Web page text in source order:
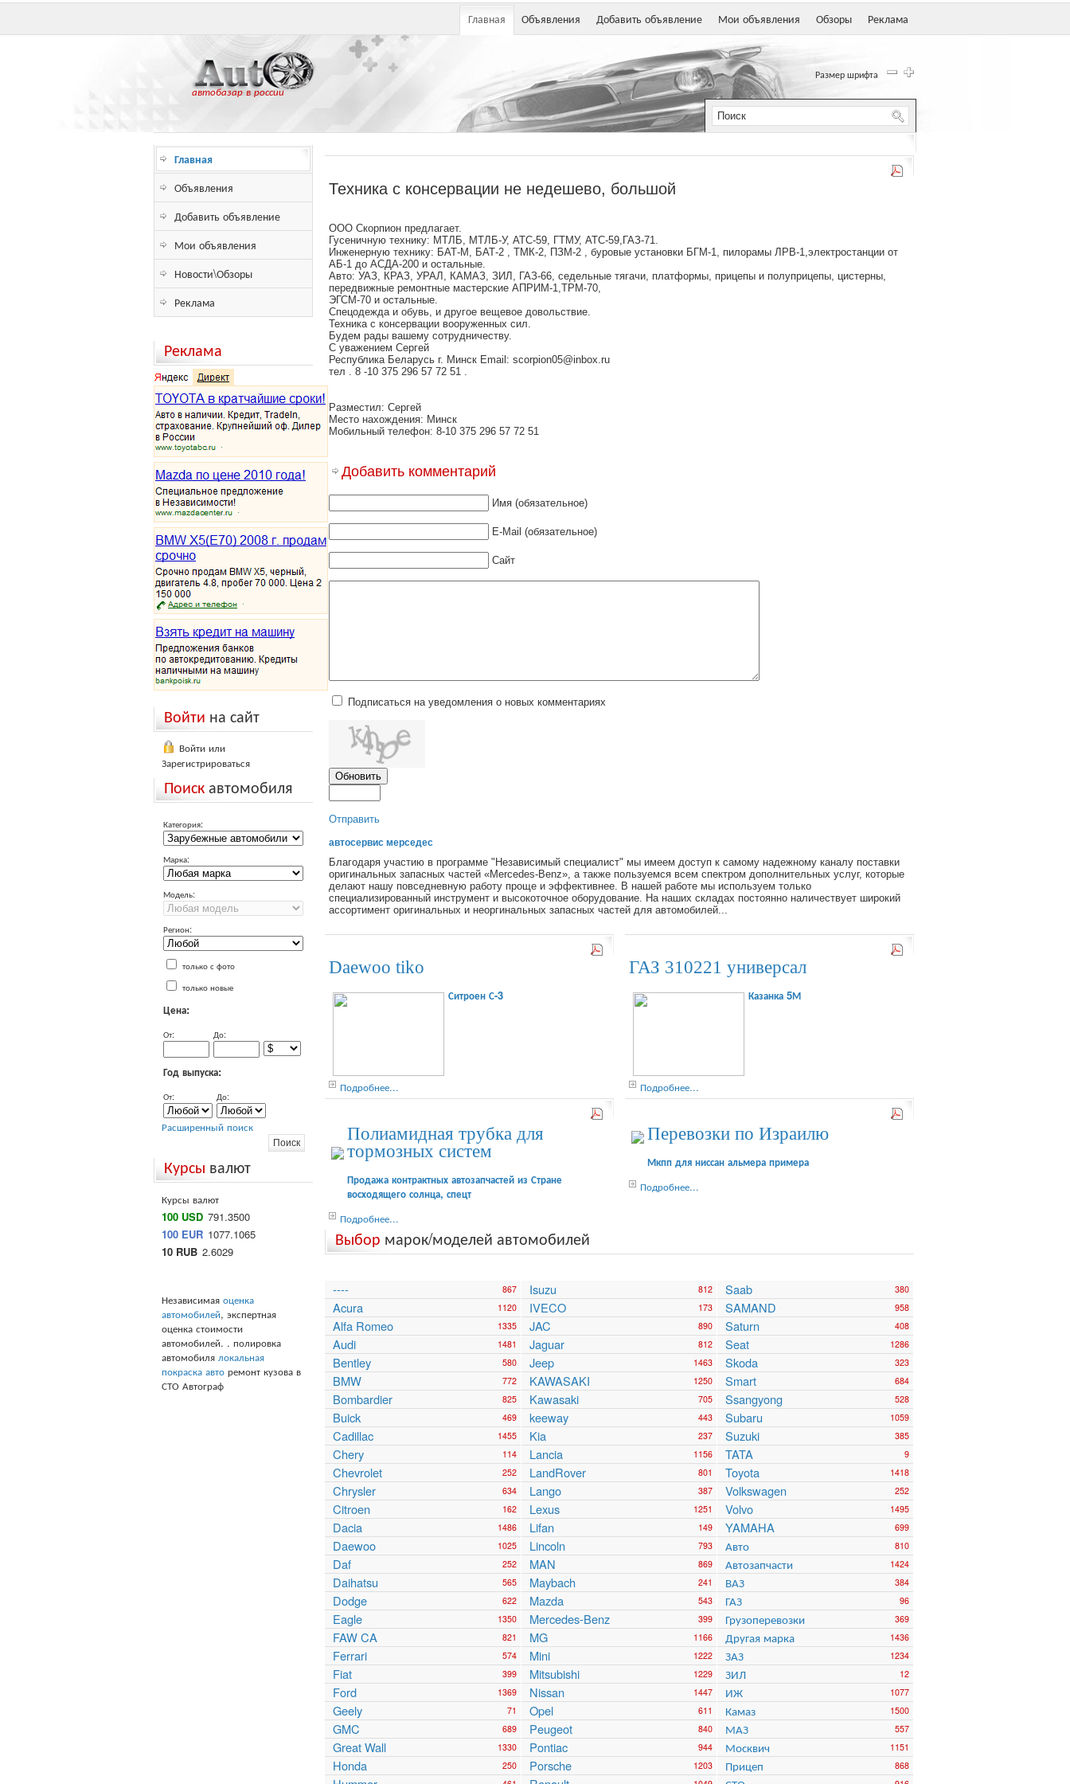
Главная Объявления Добавить объявление Мои объявления Обзоры Реклама
автобазар в россии
Размер шрифта
Главная
Объявления
Добавить объявление
Мои объявления
Новости\Обзоры
Реклама
Реклама
Войти на сайт
Войти или
Зарегистрироваться
Поискавтомобиля
Категория:
Марка:
Модель:
Регион:
только с фото
только новые
Цена:
От: До:
Год выпуска:
От: До:
Расширенный поиск
Курсы валют
Курсы валют
100 USD 791.3500
100 EUR 1077.1065
10 RUB 2.6029
Независимая оценка
автомобилей, экспертная
оценка стоимости
автомобилей. . полировка
автомобиля локальная
покраска авто ремонт кузова в
СТО Автограф
Техника с консервации не недешево, большой
ООО Скорпион предлагает.
Гусеничную технику: МТЛБ, МТЛБ-У, АТС-59, ГТМУ, АТС-59,ГАЗ-71.
Инженерную технику: БАТ-М, БАТ-2 , ТМК-2, ПЗМ-2 , буровые установки БГМ-1, пилорамы ЛРВ-1,электростанции от
АБ-1 до АСДА-200 и остальные.
Авто: УАЗ, КРАЗ, УРАЛ, КАМАЗ, ЗИЛ, ГАЗ-66, седельные тягачи, платформы, прицепы и полуприцепы, цистерны,
передвижные ремонтные мастерские АПРИМ-1,ТРМ-70,
ЭГСМ-70 и остальные.
Спецодежда и обувь, и другое вещевое довольствие.
Техника с консервации вооруженных сил.
Будем рады вашему сотрудничеству.
С уважением Сергей
Республика Беларусь г. Минск Email: scorpion05@inbox.ru
тел . 8 -10 375 296 57 72 51 .
Разместил: Сергей
Место нахождения: Минск
Мобильный телефон: 8-10 375 296 57 72 51
Добавить комментарий
Имя (обязательное)
E-Mail (обязательное)
Сайт
Подписаться на уведомления о новых комментариях
Отправить
автосервис мерседес
Благодаря участию в программе "Независимый специалист" мы имеем доступ к самому надежному каналу поставки
оригинальных запасных частей «Mercedes-Benz», а также пользуемся всем спектром дополнительных услуг, которые
делают нашу повседневную работу проще и эффективнее. В нашей работе мы используем только
специализированный инструмент и высокоточное оборудование. На наших складах постоянно наличествует широкий
ассортимент оригинальных и неоргинальных запасных частей для автомобилей...
Daewoo tiko
Ситроен С-3
Подробнее...
ГАЗ 310221 универсал
Казанка 5М
Подробнее...
Полиамидная трубка для
тормозных систем
Продажа контрактных автозапчастей из Стране
восходящего солнца, спецт
Подробнее...
Перевозки по Израилю
Мкпп для ниссан альмера примера
Подробнее...
Выбор марок/моделей автомобилей
---- 867 Isuzu 812 Saab 380
Acura 1120 IVECO 173 SAMAND 958
Alfa Romeo 1335 JAC 890 Saturn 408
Audi 1481 Jaguar 812 Seat 1286
Bentley 580 Jeep 1463 Skoda 323
BMW 772 KAWASAKI 1250 Smart 684
Bombardier 825 Kawasaki 705 Ssangyong 528
Buick 469 keeway 443 Subaru 1059
Cadillac 1455 Kia 237 Suzuki 385
Chery 114 Lancia 1156 TATA 9
Chevrolet 252 LandRover 801 Toyota 1418
Chrysler 634 Lango 387 Volkswagen 252
Citroen 162 Lexus 1251 Volvo 1495
Dacia 1486 Lifan 149 YAMAHA 699
Daewoo 1025 Lincoln 793 Авто 810
Daf 252 MAN 869 Автозапчасти 1424
Daihatsu 565 Maybach 241 ВАЗ 384
Dodge 622 Mazda 543 ГАЗ 96
Eagle 1350 Mercedes-Benz 399 Грузоперевозки 369
FAW CA 821 MG 1166 Другая марка 1436
Ferrari 574 Mini 1222 ЗАЗ 1234
Fiat 399 Mitsubishi 1229 ЗИЛ 12
Ford 1369 Nissan 1447 ИЖ 1077
Geely 71 Opel 611 Камаз 1500
GMC 689 Peugeot 840 МАЗ 557
Great Wall 1330 Pontiac 944 Москвич 1151
Honda 250 Porsche 1203 Прицеп 868